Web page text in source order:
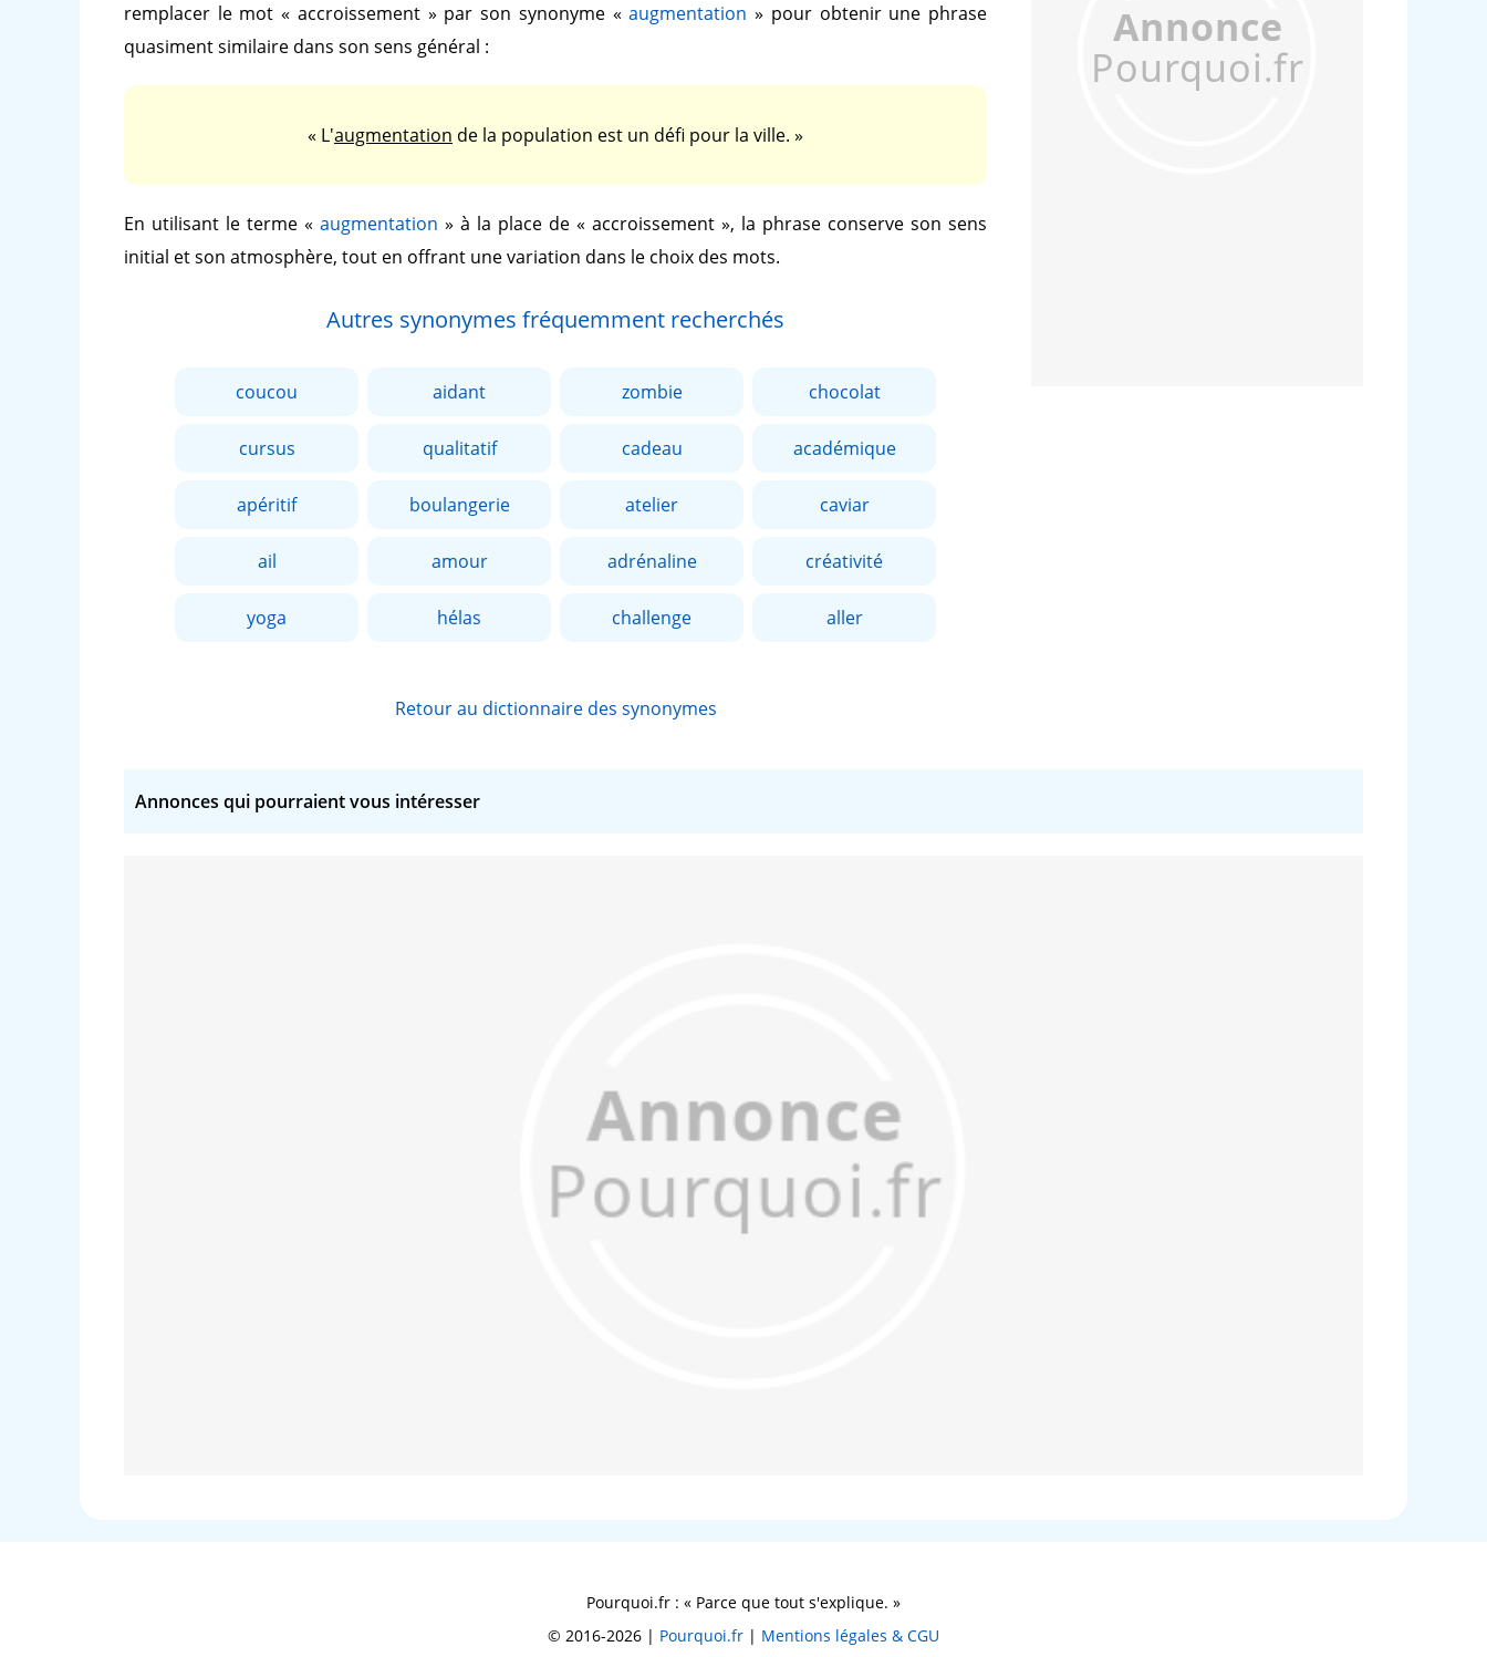
remplacer le mot« accroissement » par son synonyme «augmentation » pour obtenir une phrase
quasiment similaire dans son sens général :
« L'augmentation de la population est un défi pour la ville. »
En utilisant le terme « augmentation » à la place de « accroissement », la phrase conserve son sens
initial et son atmosphère, tout en offrant une variation dans le choix des mots.
Autres synonymes fréquemment recherchés
coucou aidant zombie chocolat
cursus qualitatif cadeau académique
apéritif boulangerie atelier caviar
ail amour adrénaline créativité
yoga hélas challenge aller
Retour au dictionnaire des synonymes
Annonces qui pourraient vous intéresser
Pourquoi.fr : « Parce que tout s'explique. »
© 2016-2026 | Pourquoi.fr | Mentions légales & CGU